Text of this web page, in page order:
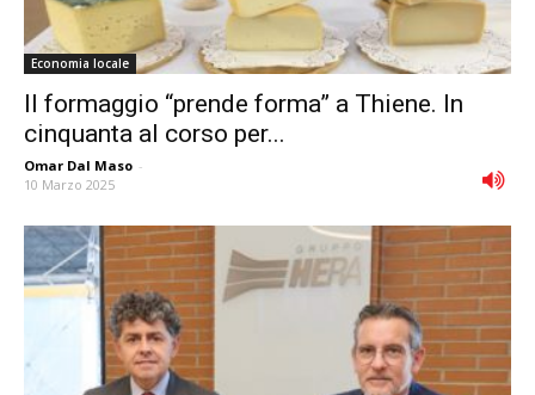
Economia locale
Il formaggio “prende forma” a Thiene. In
cinquanta al corso per...
Omar Dal Maso -
10 Marzo 2025